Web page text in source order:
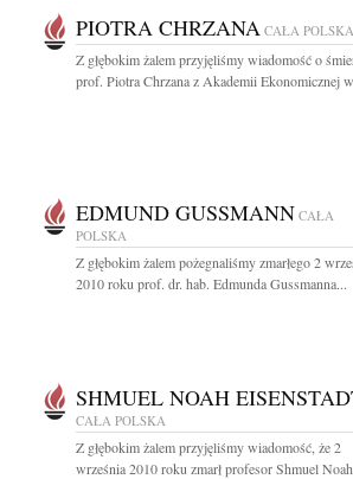
PIOTRA CHRZANA CAŁA POLSKA
Z głębokim żalem przyjęliśmy wiadomość o
prof. Piotra Chrzana z Akademii Ekonomicznej
EDMUND GUSSMANN CAŁA
POLSKA
Z głębokim żalem pożegnaliśmy zmarłego 2
2010 roku prof. dr. hab. Edmunda Gussmanna...
SHMUEL NOAH
CAŁA POLSKA
Z głębokim żalem przyjęliśmy wiadomość, że 2
września 2010 roku zmarł profesor Shmuel